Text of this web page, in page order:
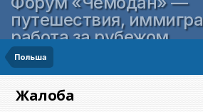
путешествия,
работа за рубежом
Польша
Жалоба